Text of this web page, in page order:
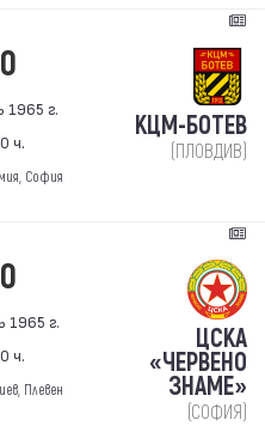
1965 г.
ч.
София
КЦМ-БОТЕВ
(ПЛОВДИВ)
1965 г.
ч.
Плевен
ЦСКА
«ЧЕРВЕНО
ЗНАМЕ»
(СОФИЯ)